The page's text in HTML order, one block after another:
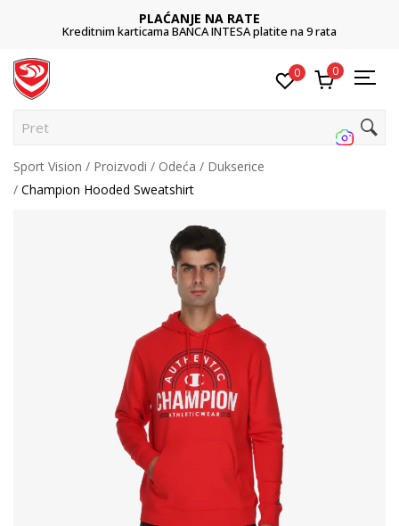
PLAĆANJE NA RATE
Kreditnim karticama BANCA INTESA platite na 9 rata
0 0
Pretraži
Sport Vision Proizvodi Odeća
Dukserice
Champion Hooded Sweatshirt